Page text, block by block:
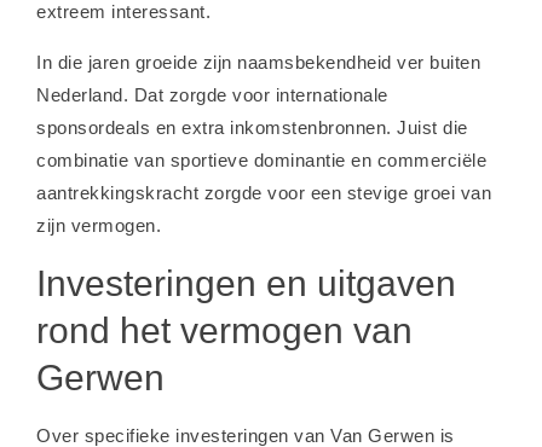
extreem interessant.
In die jaren groeide zijn naamsbekendheid ver buiten
Nederland. Dat zorgde voor internationale
sponsordeals en extra inkomstenbronnen. Juist die
combinatie van sportieve dominantie en commerciële
aantrekkingskracht zorgde voor een stevige groei van
zijn vermogen.
Investeringen en uitgaven
rond het vermogen van
Gerwen
Over specifieke investeringen van Van Gerwen is